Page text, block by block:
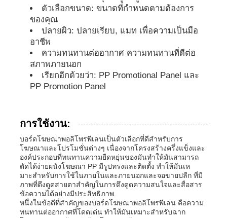
ป้ายโฆษณา PP
แผ่นพลาสติก PP
คณะกรรมการ PPS
ผนังพอลิโปรพีเลนกันไฟ
แผ่นโครงสร้างกลวง PP
กระดาษผนัง PP
ตัวเลือกขนาด: ขนาดที่กําหนดตามต้องการ
ของคุณ
ปลายผิว: ปลายเรียบ, แมท เพื่อความเป็นมือ
อาชีพ
ความทนทานต่ออากาศ ความทนทานที่ดีต่อ
สภาพภายนอก
เรียกอีกด้วยว่า: PP Promotional Panel และ
PP Promotion Panel
การใช้งาน:
บอร์ดโฆษณาพอลิโพรพีเลนเป็นตัวเลือกที่ดีสําหรับการ
โฆษณาและโปรโมชั่นต่างๆ เนื่องจากโครงสร้างครึ่งแข็งและ
องค์ประกอบที่ทนทานความยืดหยุ่นของมันทําให้มันสามารถ
ตัดได้ง่ายผนังโฆษณา PP มีรูปทรงและติดตั้ง ทําให้มันเห
มาะสําหรับการใช้ในภายในและภายนอกและจอขายปลีก ที่มี
ภาพที่ดึงดูดสายตาสําคัญในการดึงดูดความสนใจและสื่อสาร
ข้อความได้อย่างมีประสิทธิภาพ.
หนึ่งในข้อดีที่สําคัญของบอร์ดโฆษณาพอลิโพรพีเลน คือความ
ทนทานต่ออากาศที่โดดเด่น ทําให้มันเหมาะสําหรับฉาก